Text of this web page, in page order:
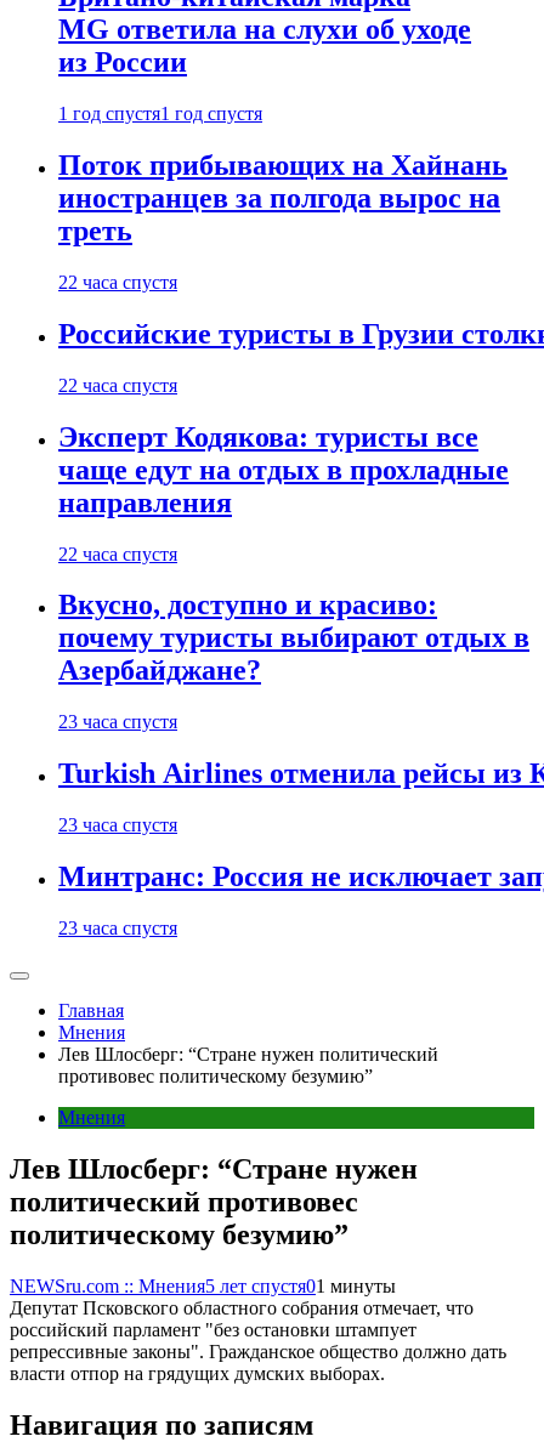
MG ответила на слухи об уходе
из России
1 год спустя1 год спустя
Поток прибывающих на Хайнань
иностранцев за полгода вырос на
треть
22 часа спустя
Российские туристы в Грузии
22 часа спустя
Эксперт Кодякова: туристы все
чаще едут на отдых в прохладные
направления
22 часа спустя
Вкусно, доступно и красиво:
почему туристы выбирают отдых в
Азербайджане?
23 часа спустя
Turkish Airlines отменила рейсы из
23 часа спустя
Минтранс: Россия не исключает
23 часа спустя
Главная
Мнения
Лев Шлосберг: “Стране нужен политический
противовес политическому безумию”
Мнения
Лев Шлосберг: “Стране нужен
политический противовес
политическому безумию”
NEWSru.com :: Мнения5 лет спустя01 минуты
Депутат Псковского областного собрания отмечает, что
российский парламент "без остановки штампует
репрессивные законы". Гражданское общество должно дать
власти отпор на грядущих думских выборах.
Навигация по записям